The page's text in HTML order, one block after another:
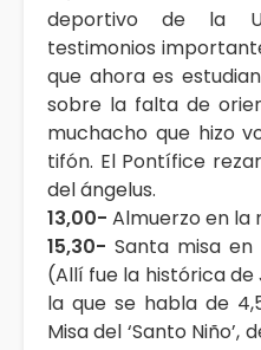
deportivo de la
testimonios
que ahora es
sobre la falta de
muchacho que hizo
tifón. El Pontífice
del ángelus.
13,00- Almuerzo en la
15,30- Santa misa en
(Allí fue la histórica de
la que se habla de
Misa del ‘Santo Niño’,